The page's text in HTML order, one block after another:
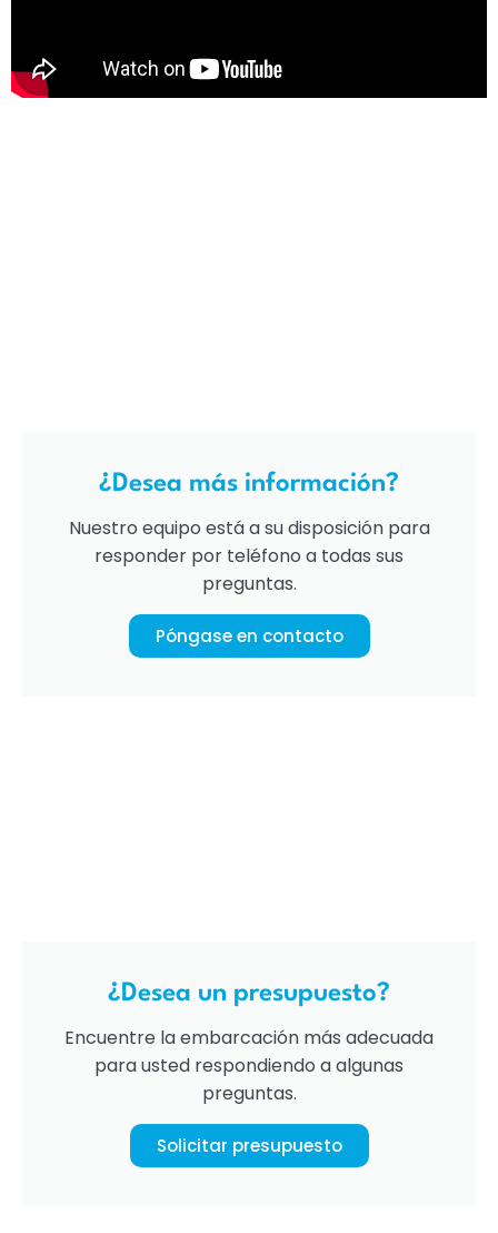
¿Desea más información?
Nuestro equipo está a su disposición para
responder por teléfono a todas sus
preguntas.
Póngase en contacto
¿Desea un presupuesto?
Encuentre la embarcación más adecuada
para usted respondiendo a algunas
preguntas.
Solicitar presupuesto